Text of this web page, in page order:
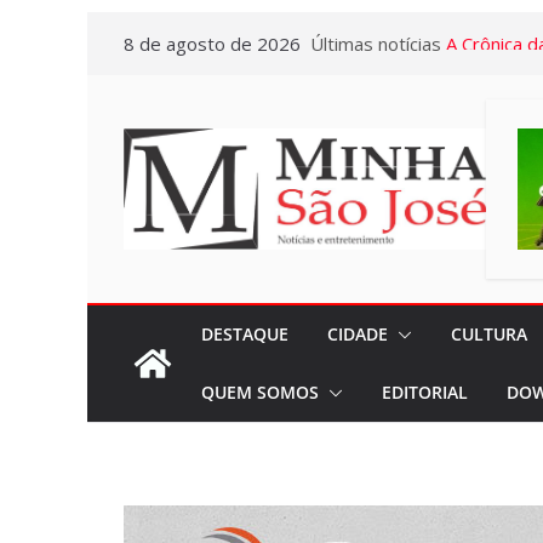
conteúdo
8 de agosto de 2026 Últimas notícias “Agosto
Pasta da
A Crônica
Vitto –
e de
Presente
DESTAQUE CIDADE CULTURA
QUEM SOMOS EDITORIAL